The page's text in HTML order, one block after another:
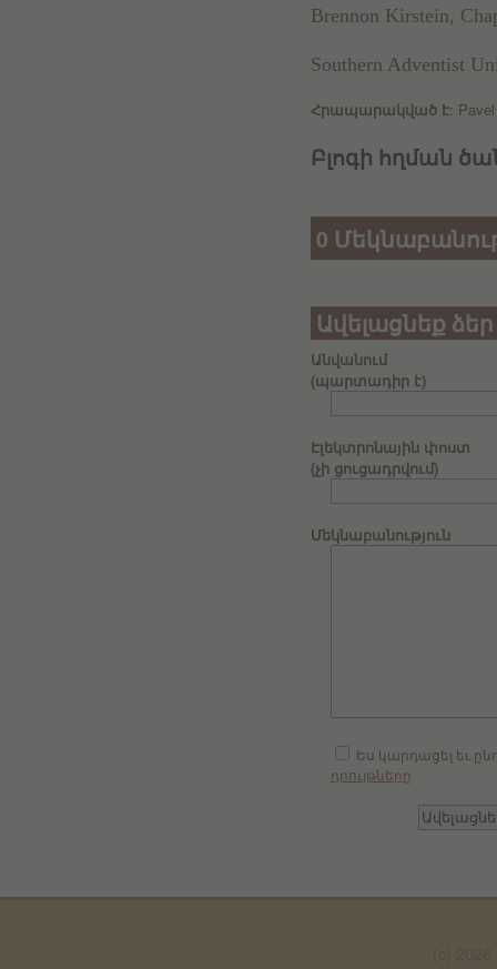
Brennon Kirstein,
Southern Adventist
Հրապարակված է:
Բլոգի հղման
0
Ավելացնեք
Անվանում
(պարտադիր է)
Էլեկտրոնային փոստ
(չի ցուցադրվում)
Մեկնաբանություն
Ես կարդացել եւ
դրույթները